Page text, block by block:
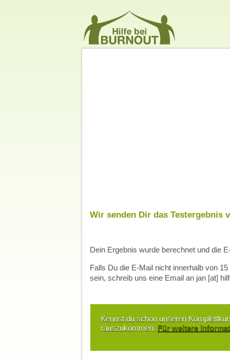
Wir senden Dir das Testergebnis
Dein Ergebnis wurde berechnet und die
Falls Du die E-Mail nicht innerhalb von
sein, schreib uns eine Email an jan [at]
Kennst du schon unseren
rauszukommen. Für weitere